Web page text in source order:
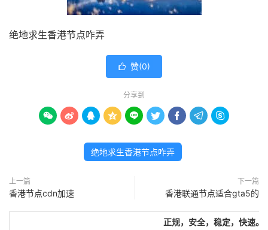
绝地求生香港节点咋弄
 赞(0)
分享到
        
绝地求生香港节点咋弄
上一篇
香港节点cdn加速
下一篇
香港联通节点适合gta5的
正规，安全，稳定，快速。